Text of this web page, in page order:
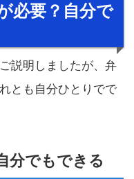
必要？自分で
説明しましたが、弁
とも自分ひとりでで
分でもできる